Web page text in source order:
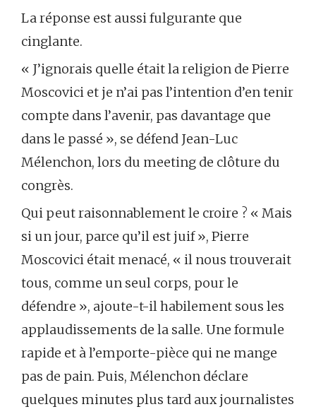
La réponse est aussi fulgurante que
cinglante.
« J’ignorais quelle était la religion de Pierre
Moscovici et je n’ai pas l’intention d’en tenir
compte dans l’avenir, pas davantage que
dans le passé », se défend Jean-Luc
Mélenchon, lors du meeting de clôture du
congrès.
Qui peut raisonnablement le croire ? « Mais
si un jour, parce qu’il est juif », Pierre
Moscovici était menacé, « il nous trouverait
tous, comme un seul corps, pour le
défendre », ajoute-t-il habilement sous les
applaudissements de la salle. Une formule
rapide et à l’emporte-pièce qui ne mange
pas de pain. Puis, Mélenchon déclare
quelques minutes plus tard aux journalistes